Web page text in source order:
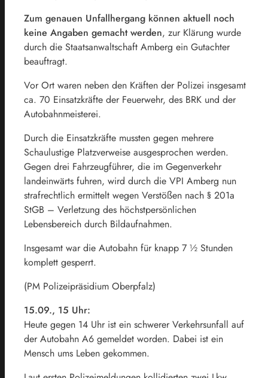
Zum genauen Unfallhergang können aktuell noch
keine Angaben gemacht werden, zur Klärung wurde
durch die Staatsanwaltschaft Amberg ein Gutachter
beauftragt.
Vor Ort waren neben den Kräften der Polizei insgesamt
ca. 70 Einsatzkräfte der Feuerwehr, des BRK und der
Autobahnmeisterei.
Durch die Einsatzkräfte mussten gegen mehrere
Schaulustige Platzverweise ausgesprochen werden.
Gegen drei Fahrzeugführer, die im Gegenverkehr
landeinwärts fuhren, wird durch die VPI Amberg nun
strafrechtlich ermittelt wegen Verstößen nach § 201a
StGB – Verletzung des höchstpersönlichen
Lebensbereich durch Bildaufnahmen.
Insgesamt war die Autobahn für knapp 7 ½ Stunden
komplett gesperrt.
(PM Polizeipräsidium Oberpfalz)
15.09., 15 Uhr:
Heute gegen 14 Uhr ist ein schwerer Verkehrsunfall auf
der Autobahn A6 gemeldet worden. Dabei ist ein
Mensch ums Leben gekommen.